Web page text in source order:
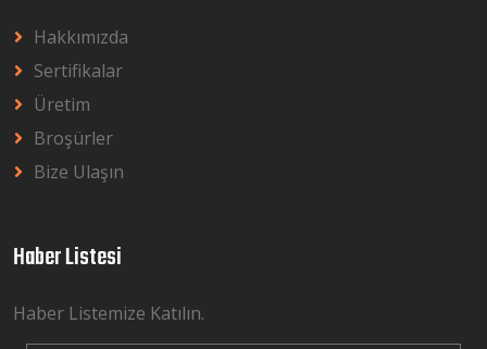
Hakkımızda
Sertifikalar
Üretim
Broşürler
Bize Ulaşın
Haber Listesi
Haber Listemize Katılın.